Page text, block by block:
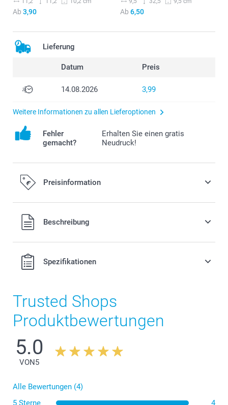
Ab 3,90 Ab 6,50
Lieferung
Datum Preis
14.08.2026 3,99
Weitere Informationen zu allen Lieferoptionen
Fehler
gemacht?
Erhalten Sie einen gratis
Neudruck!
Preisinformation
Alle Preise verstehen sich in EURO (€) inkl. MwSt. und zzgl.
Versandkosten.Beschreibung
Spezifikationen
Trusted Shops
Produktbewertungen
5.0
VON5
Alle Bewertungen (4)
5 Sterne
4